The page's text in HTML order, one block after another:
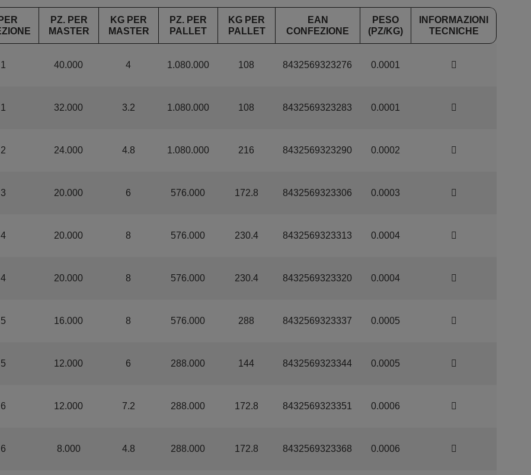
PZ. PER
MASTER
KG PER
MASTER
PZ. PER
PALLET
KG PER
PALLET
EAN
CONFEZIONE
PESO
(PZ/KG)
INFORMAZIONI
TECNICHE
40.000 4 1.080.000 108 8432569323276 0.0001
32.000 3.2 1.080.000 108 8432569323283 0.0001
24.000 4.8 1.080.000 216 8432569323290 0.0002
20.000 6 576.000 172.8 8432569323306 0.0003
20.000 8 576.000 230.4 8432569323313 0.0004
20.000 8 576.000 230.4 8432569323320 0.0004
16.000 8 576.000 288 8432569323337 0.0005
12.000 6 288.000 144 8432569323344 0.0005
12.000 7.2 288.000 172.8 8432569323351 0.0006
8.000 4.8 288.000 172.8 8432569323368 0.0006